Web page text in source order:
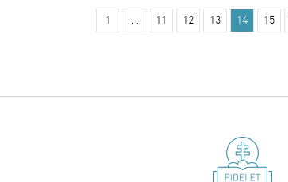
1 … 11 12 13 14 15